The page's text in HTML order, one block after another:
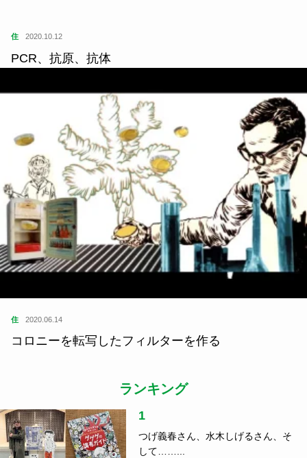
住 2020.10.12
PCR、抗原、抗体
住 2020.06.14
コロニーを転写したフィルターを作る
ランキング
1
つげ義春さん、水木しげるさん、そ
して……...